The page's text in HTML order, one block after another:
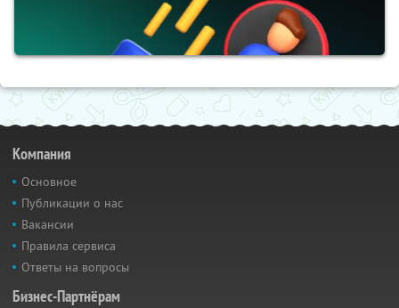
Компания
Основное
Публикации о нас
Вакансии
Правила сервиса
Ответы на вопросы
Бизнес-Партнёрам